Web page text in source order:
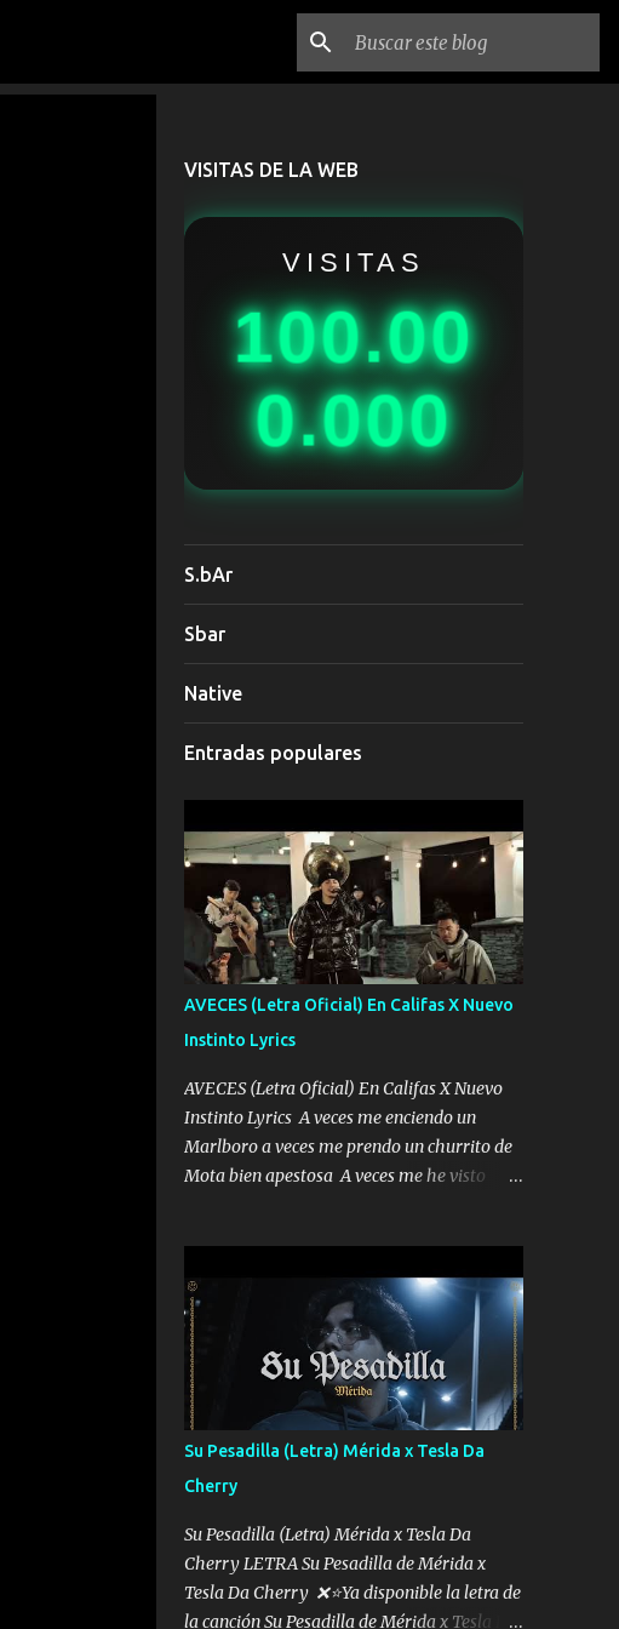
VISITAS DE LA WEB
VISITAS
100.00
0.000
S.bAr
Sbar
Native
Entradas populares
AVECES (Letra Oficial) En Califas X Nuevo
Instinto Lyrics
AVECES (Letra Oficial) En Califas X Nuevo
Instinto Lyrics A veces me enciendo un
Marlboro a veces me prendo un churrito de
Mota bien apestosa A veces me he visto
me mandó yo tengo el control a todos yo les
paro el dedo soy hocicon un malcriado un
malandrón Que Les importa no saben nada
falsas las risas las que me miran hay gente
corriente no quieren verte subir de level
trucha mis plebes Música A veces me pongo
un sombrero a veces me ven la cachucha de
lado con la mirada siempre en alto A veces
me fajó una super o a veces me fajó una
Glock siempre armado todas las
generaciones yo traigo El chiste es que hago
lo que quiero pues así soy me mandó yo
Su Pesadilla (Letra) Mérida x Tesla Da
Cherry
Su Pesadilla (Letra) Mérida x Tesla Da
Cherry LETRA Su Pesadilla de Mérida x
Tesla Da Cherry ❌⭐Ya disponible la letra de
la canción Su Pesadilla de Mérida x Tesla Da